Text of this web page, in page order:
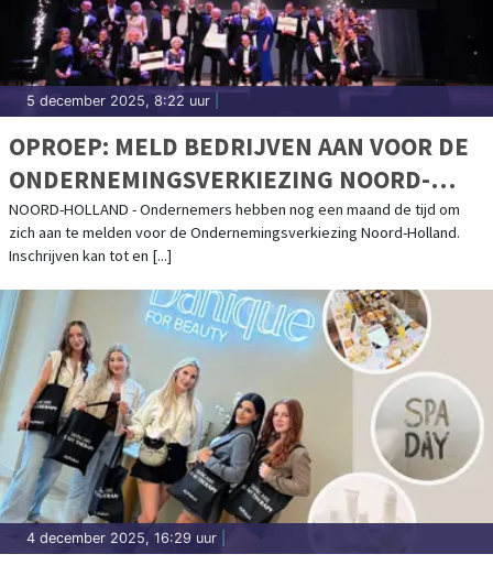
5 december 2025, 8:22 uur
OPROEP: MELD BEDRIJVEN AAN VOOR DE
ONDERNEMINGSVERKIEZING NOORD-
HOLLAND 2026
NOORD-HOLLAND - Ondernemers hebben nog een maand de tijd om
zich aan te melden voor de Ondernemingsverkiezing Noord-Holland.
Inschrijven kan tot en [...]
4 december 2025, 16:29 uur